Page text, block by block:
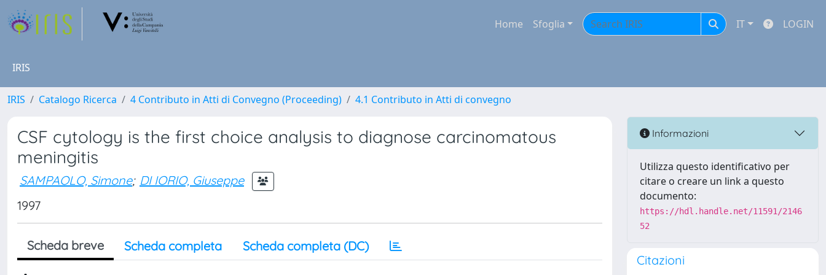
Home Sfoglia IT LOGIN
IRIS
IRIS Catalogo Ricerca 4 Contributo in Atti di Convegno (Proceeding) 4.1 Contributo in Atti di convegno
CSF cytology is the first choice analysis to diagnose carcinomatous
meningitis
SAMPAOLO, Simone; DI IORIO, Giuseppe
1997
Scheda breve Scheda completa Scheda completa (DC)
Informazioni
Utilizza questo identificativo per
citare o creare un link a questo
documento:
https://hdl.handle.net/11591/2146
52
Citazioni